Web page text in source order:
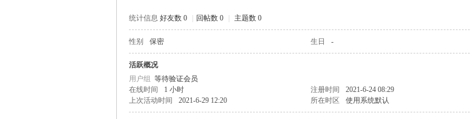
统计信息 好友数 0 回帖数 0 主题数 0
性别 保密 生日 -
活跃概况
用户组 等待验证会员
在线时间
1 小时 注册时间 2021-6-24 08:29
上次活动时间
2021-6-29 12:20 所在时区 使用系统默认